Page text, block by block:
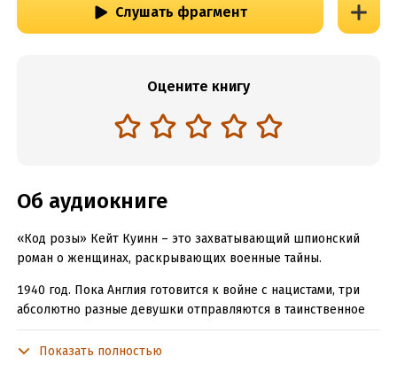
Слушать фрагмент
Оцените книгу
Об аудиокниге
«Код розы» Кейт Куинн – это захватывающий шпионский
роман о женщинах, раскрывающих военные тайны.
1940 год. Пока Англия готовится к войне с нацистами, три
абсолютно разные девушки отправляются в таинственное
Британии тренируются взламывать немецкие военные
Показать полностью